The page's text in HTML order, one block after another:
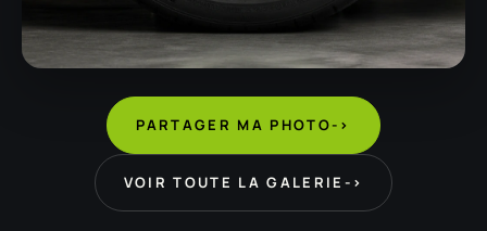
PARTAGER MA PHOTO->
VOIR TOUTE LA GALERIE ->